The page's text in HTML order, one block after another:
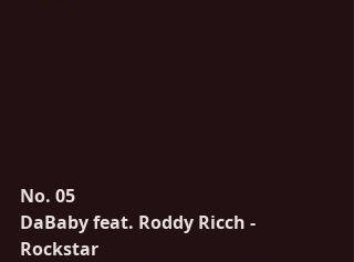
No. 05
DaBaby feat. Roddy Ricch -
Rockstar